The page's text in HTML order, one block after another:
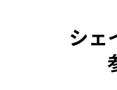
シェ